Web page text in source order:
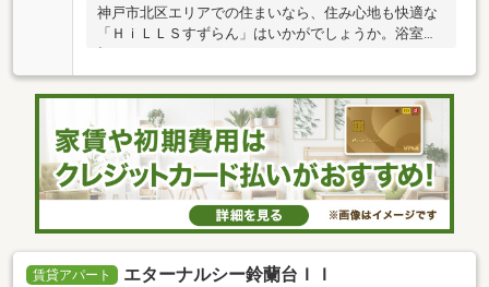
神戸市北区エリアでの住まいなら、住み心地も快適な
「ＨｉＬＬＳすずらん」はいかがでしょうか。浴室と
賃貸アパート エターナルシー鈴蘭台ＩＩ